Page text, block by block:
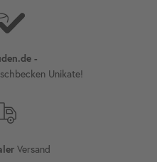
-
Unikate!
Versand